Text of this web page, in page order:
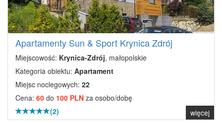
Apartamenty Sun & Sport Krynica Zdrój
Miejscowość: Krynica-Zdrój, małopolskie
Kategoria obiektu: Apartament
Miejsc noclegowych: 22
Cena: 60 do 100 PLN za osobo/dobę
(2)
więcej